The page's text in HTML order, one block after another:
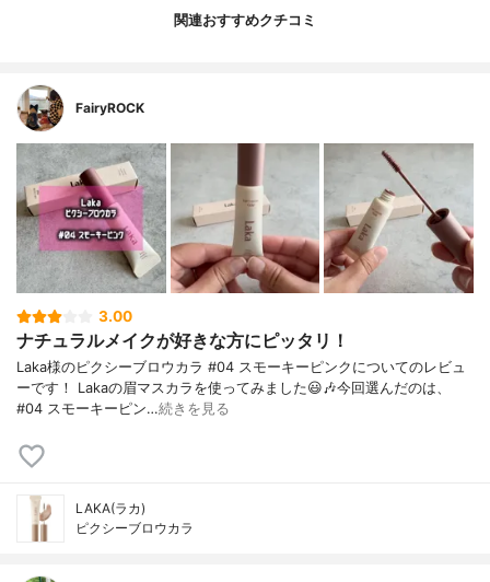
関連おすすめクチコミ
FairyROCK
3.00
ナチュラルメイクが好きな方にピッタリ！
Laka様のピクシーブロウカラ #04 スモーキーピンクについてのレビュ
ーです！ Lakaの眉マスカラを使ってみました😃🎶今回選んだのは、
#04 スモーキーピン…続きを見る
LAKA(ラカ)
ピクシーブロウカラ